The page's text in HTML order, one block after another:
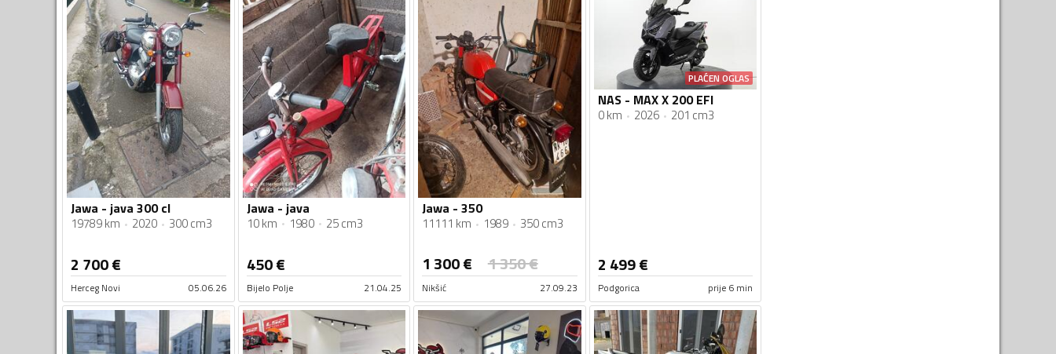
Jawa - java 300 cl
19789 km 2020 300 cm3
2 700€
Herceg Novi 05.06.26
Jawa - java
10 km 1980 25 cm3
450€
Bijelo Polje 21.04.25
Jawa - 350
11111 km 1989 350 cm3
1 300€ 1 350€
Nikšić 27.09.23
PLAĆEN OGLAS
NAS - MAX X 200 EFI
0 km 2026 201 cm3
2 499€
Podgorica prije 6 min